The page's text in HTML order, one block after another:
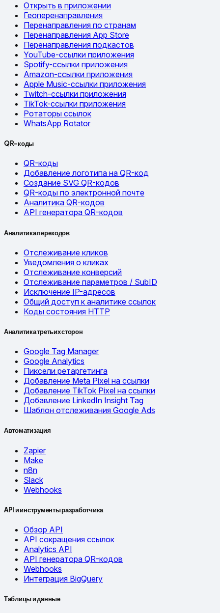
Открыть в приложении
Геоперенаправления
Перенаправления по странам
Перенаправления App Store
Перенаправления подкастов
YouTube-ссылки приложения
Spotify-ссылки приложения
Amazon-ссылки приложения
Apple Music-ссылки приложения
Twitch-ссылки приложения
TikTok-ссылки приложения
Ротаторы ссылок
WhatsApp Rotator
QR-коды
QR-коды
Добавление логотипа на QR-код
Создание SVG QR-кодов
QR-коды по электронной почте
Аналитика QR-кодов
API генератора QR-кодов
Аналитика переходов
Отслеживание кликов
Уведомления о кликах
Отслеживание конверсий
Отслеживание параметров / SubID
Исключение IP-адресов
Общий доступ к аналитике ссылок
Коды состояния HTTP
Аналитика третьих сторон
Google Tag Manager
Google Analytics
Пиксели ретаргетинга
Добавление Meta Pixel на ссылки
Добавление TikTok Pixel на ссылки
Добавление LinkedIn Insight Tag
Шаблон отслеживания Google Ads
Автоматизация
Zapier
Make
n8n
Slack
Webhooks
API и инструменты разработчика
Обзор API
API сокращения ссылок
Analytics API
API генератора QR-кодов
Webhooks
Интеграция BigQuery
Таблицы и данные